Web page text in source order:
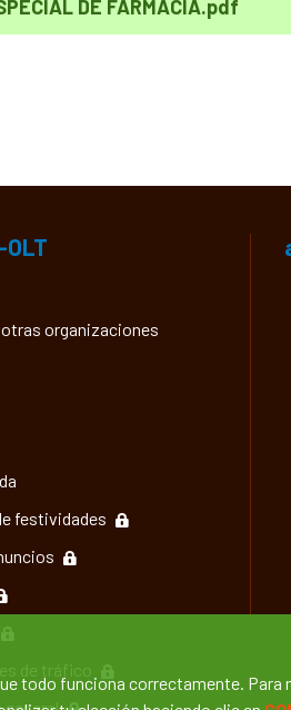
DE FARMACIA.pdf
organizaciones
festividades
de tráfico
todo funciona correctamente.